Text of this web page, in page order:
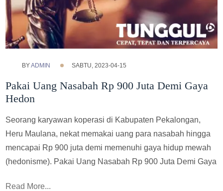
BYADMIN SABTU, 2023-04-15
Pakai Uang Nasabah Rp 900 Juta Demi Gaya
Hedon
Seorang karyawan koperasi di Kabupaten Pekalongan,
Heru Maulana, nekat memakai uang para nasabah hingga
mencapai Rp 900 juta demi memenuhi gaya hidup mewah
(hedonisme). Pakai Uang Nasabah Rp 900 Juta Demi Gaya
Read More...